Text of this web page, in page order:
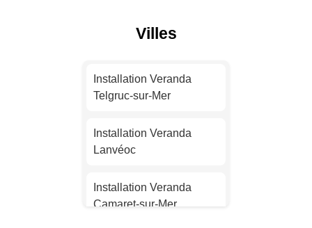
Installation Veranda
Installation Veranda
Installation Veranda Le
Plabennec
Quimperlé
Ergué-Gabéric
Villes
Installation Veranda
Telgruc-sur-Mer
Installation Veranda
Lanvéoc
Installation Veranda
Camaret-sur-Mer